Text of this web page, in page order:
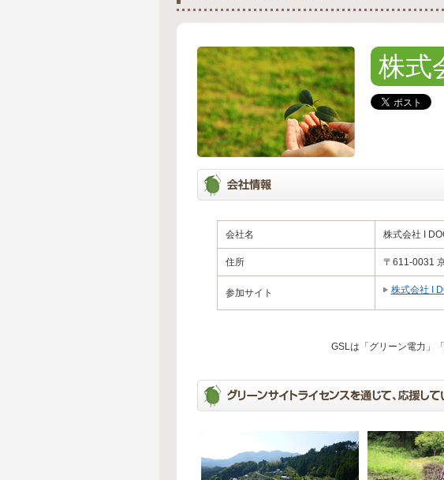
株式
会社名 株式会社 I
住所 〒611-0031
参加サイト 株式会社 I
GSLは「グリーン電力」